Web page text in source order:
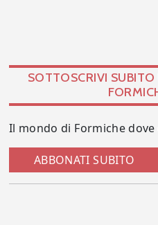
SOTTOSCRIVI
Il mondo di Formiche
ABBONATI SUBITO